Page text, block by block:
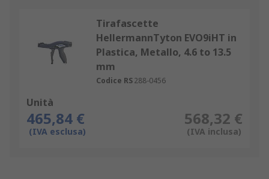
Tirafascette
HellermannTyton EVO9iHT in
Plastica, Metallo, 4.6 to 13.5
mm
Codice RS288-0456
Unità
465,84 €
(IVA esclusa)
568,32 €
(IVA inclusa)